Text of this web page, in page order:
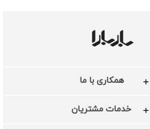
همکاری با ما
خدمات مشتریان